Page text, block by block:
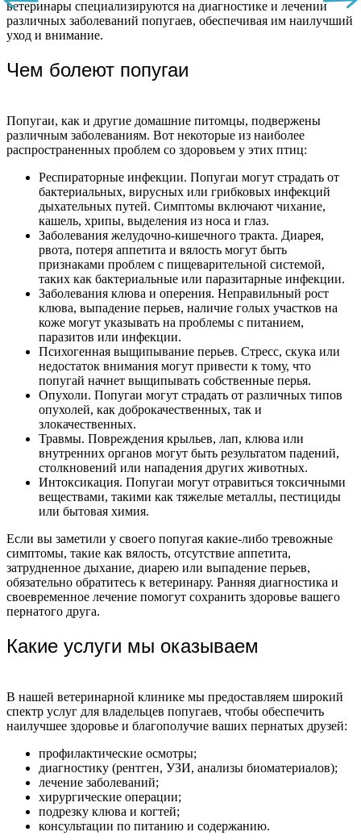
ветеринары специализируются на диагностике и лечении
различных заболеваний попугаев, обеспечивая им наилучший
уход и внимание.
Чем болеют попугаи
Попугаи, как и другие домашние питомцы, подвержены
различным заболеваниям. Вот некоторые из наиболее
распространенных проблем со здоровьем у этих птиц:
Респираторные инфекции. Попугаи могут страдать от
бактериальных, вирусных или грибковых инфекций
дыхательных путей. Симптомы включают чихание,
кашель, хрипы, выделения из носа и глаз.
Заболевания желудочно-кишечного тракта. Диарея,
рвота, потеря аппетита и вялость могут быть
признаками проблем с пищеварительной системой,
таких как бактериальные или паразитарные инфекции.
Заболевания клюва и оперения. Неправильный рост
клюва, выпадение перьев, наличие голых участков на
коже могут указывать на проблемы с питанием,
паразитов или инфекции.
Психогенная выщипывание перьев. Стресс, скука или
недостаток внимания могут привести к тому, что
попугай начнет выщипывать собственные перья.
Опухоли. Попугаи могут страдать от различных типов
опухолей, как доброкачественных, так и
злокачественных.
Травмы. Повреждения крыльев, лап, клюва или
внутренних органов могут быть результатом падений,
столкновений или нападения других животных.
Интоксикация. Попугаи могут отравиться токсичными
веществами, такими как тяжелые металлы, пестициды
или бытовая химия.
Если вы заметили у своего попугая какие-либо тревожные
симптомы, такие как вялость, отсутствие аппетита,
затрудненное дыхание, диарею или выпадение перьев,
обязательно обратитесь к ветеринару. Ранняя диагностика и
своевременное лечение помогут сохранить здоровье вашего
пернатого друга.
Какие услуги мы оказываем
В нашей ветеринарной клинике мы предоставляем широкий
спектр услуг для владельцев попугаев, чтобы обеспечить
наилучшее здоровье и благополучие ваших пернатых друзей:
профилактические осмотры;
диагностику (рентген, УЗИ, анализы биоматериалов);
лечение заболеваний;
хирургические операции;
подрезку клюва и когтей;
консультации по питанию и содержанию.